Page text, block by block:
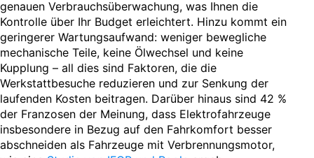
genauen Verbrauchsüberwachung, was Ihnen die
Kontrolle über Ihr Budget erleichtert. Hinzu kommt ein
geringerer Wartungsaufwand: weniger bewegliche
mechanische Teile, keine Ölwechsel und keine
Kupplung – all dies sind Faktoren, die die
Werkstattbesuche reduzieren und zur Senkung der
laufenden Kosten beitragen. Darüber hinaus sind 42 %
der Franzosen der Meinung, dass Elektrofahrzeuge
insbesondere in Bezug auf den Fahrkomfort besser
abschneiden als Fahrzeuge mit Verbrennungsmotor,